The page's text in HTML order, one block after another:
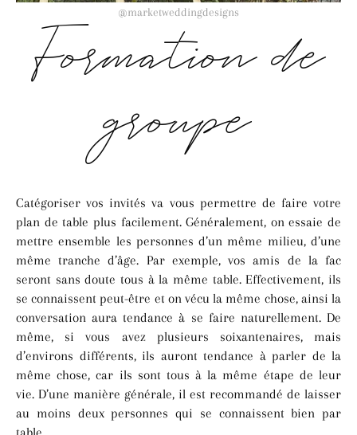
@marketweddingdesigns
Formation de
groupe
Catégoriser vos invités va vous permettre de faire votre
plan de table plus facilement. Généralement, on essaie de
mettre ensemble les personnes d’un même milieu, d’une
même tranche d’âge. Par exemple, vos amis de la fac
seront sans doute tous à la même table. Effectivement, ils
se connaissent peut-être et on vécu la même chose, ainsi la
conversation aura tendance à se faire naturellement. De
même, si vous avez plusieurs soixantenaires, mais
d’environs différents, ils auront tendance à parler de la
même chose, car ils sont tous à la même étape de leur
vie. D’une manière générale, il est recommandé de laisser
au moins deux personnes qui se connaissent bien par